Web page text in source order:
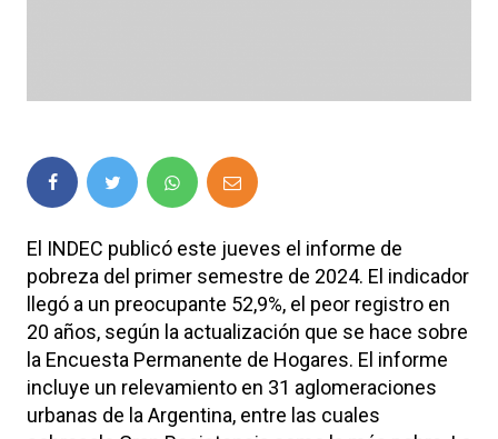
El INDEC publicó este jueves el informe de
pobreza del primer semestre de 2024. El indicador
llegó a un preocupante 52,9%, el peor registro en
20 años, según la actualización que se hace sobre
la Encuesta Permanente de Hogares. El informe
incluye un relevamiento en 31 aglomeraciones
urbanas de la Argentina, entre las cuales